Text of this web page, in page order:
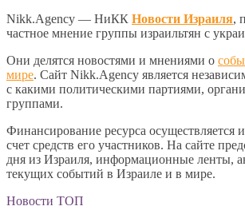
Nikk.Agency — НиКК Новости Израиля,
частное мнение группы израильтян с
Они делятся новостями и мнениями о
мире. Сайт Nikk.Agency является
с какими политическими партиями,
группами.
Финансирование ресурса осуществляется
счет средств его участников. На сайте
дня из Израиля, информационные ленты,
текущих событий в Израиле и в мире.
Новости ТОП